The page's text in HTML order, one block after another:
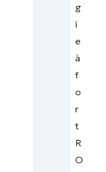
g
i
e
à
f
o
r
t
R
O